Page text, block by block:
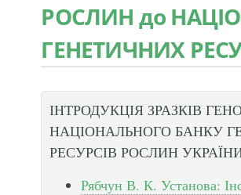
РОСЛИН до
ГЕНЕТИЧНИХ
ІНТРОДУКЦІЯ ЗРАЗКІВ
НАЦІОНАЛЬНОГО БАНКУ
РЕСУРСІВ РОСЛИН
Рябчун В. К. Установа: